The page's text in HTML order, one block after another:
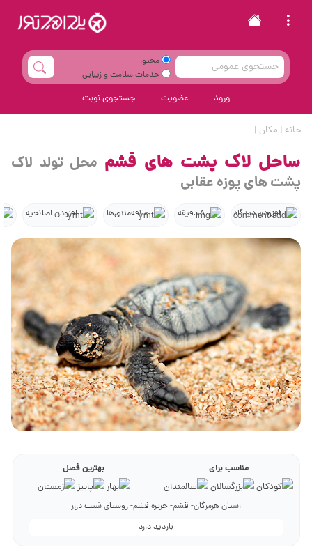
محتوا
خدمات سلامت و زیبایی
ورود عضویت جستجوی نوبت
خانه | مکان |
ساحل لاک پشت های قشم محل تولد لاک
پشت های پوزه عقابی
افزودن دیدگاه 8 دقیقه علاقه‌مندی‌ها افزودن اصلاحیه
مناسب برای بهترین فصل
استان هرمزگان- قشم- جزیره قشم- روستای شیب دراز
بازدید دارد